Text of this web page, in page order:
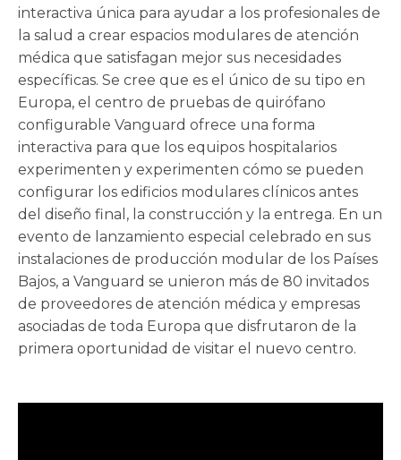
interactiva única para ayudar a los profesionales de
la salud a crear espacios modulares de atención
médica que satisfagan mejor sus necesidades
específicas. Se cree que es el único de su tipo en
Europa, el centro de pruebas de quirófano
configurable Vanguard ofrece una forma
interactiva para que los equipos hospitalarios
experimenten y experimenten cómo se pueden
configurar los edificios modulares clínicos antes
del diseño final, la construcción y la entrega. En un
evento de lanzamiento especial celebrado en sus
instalaciones de producción modular de los Países
Bajos, a Vanguard se unieron más de 80 invitados
de proveedores de atención médica y empresas
asociadas de toda Europa que disfrutaron de la
primera oportunidad de visitar el nuevo centro.